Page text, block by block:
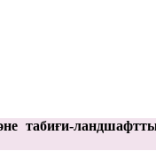
табиғи-